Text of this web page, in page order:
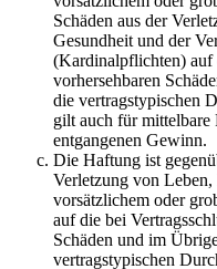
Schäden aus der
Gesundheit und der
(Kardinalpflichten) auf
vorhersehbaren
die vertragstypischen
gilt auch für mittelbare
entgangenen Gewinn.
Die Haftung ist
Verletzung von
vorsätzlichem oder
auf die bei
Schäden und im
vertragstypischen